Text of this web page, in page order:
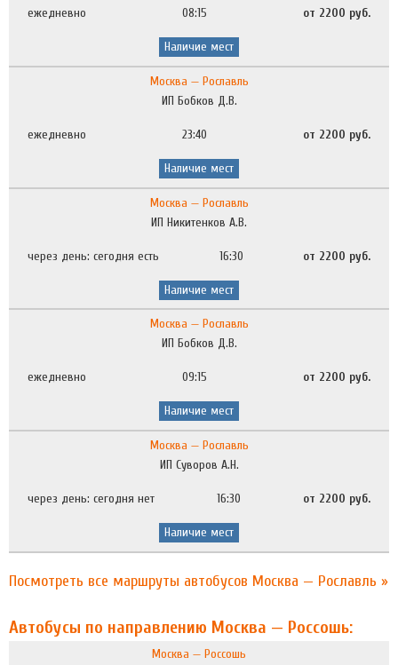
ежедневно 08:15 от 2200 руб.
Наличие мест
Москва — Рославль
ИП Бобков Д.В.
ежедневно 23:40 от 2200 руб.
Наличие мест
Москва — Рославль
ИП Никитенков А.В.
через день: сегодня есть 16:30 от 2200 руб.
Наличие мест
Москва — Рославль
ИП Бобков Д.В.
ежедневно 09:15 от 2200 руб.
Наличие мест
Москва — Рославль
ИП Суворов А.Н.
через день: сегодня нет 16:30 от 2200 руб.
Наличие мест
Посмотреть все маршруты автобусов Москва — Рославль »
Автобусы по направлению Москва — Россошь:
Москва — Россошь